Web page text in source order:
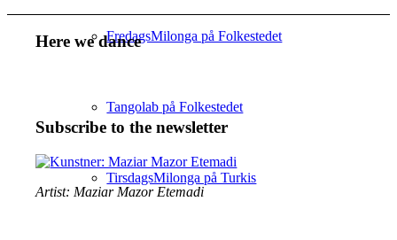
FredagsMilonga på Folkestedet
Tangolab på Folkestedet
TirsdagsMilonga på Turkis
Here we dance
Subscribe to the newsletter
Artist: Maziar Mazor Etemadi